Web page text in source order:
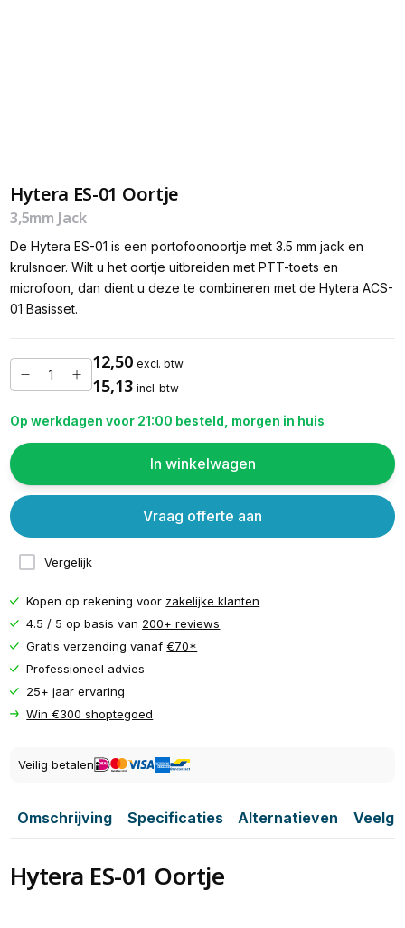
Hytera ES-01 Oortje
3,5mm Jack
De Hytera ES-01 is een portofoonoortje met 3.5 mm jack en
krulsnoer. Wilt u het oortje uitbreiden met PTT-toets en
microfoon, dan dient u deze te combineren met de Hytera ACS-
01 Basisset.
12,50 excl. btw
15,13 incl. btw
Op werkdagen voor 21:00 besteld, morgen in huis
In winkelwagen
Vergelijk
Vraag offerte aan
Kopen op rekening voor zakelijke klanten
4.5 / 5 op basis van 200+ reviews
Gratis verzending vanaf€70*
Professioneel advies
25+ jaar ervaring
Win €300 shoptegoed
Veilig betalen
Omschrijving Specificaties Alternatieven
Hytera ES-01 Oortje